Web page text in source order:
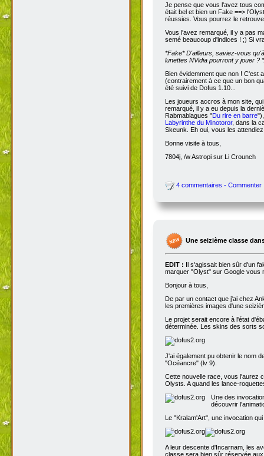
Je pense que vous l'avez tous
était bel et bien un Fake ==>
réussies. Vous pourrez le
Vous l'avez remarqué, il y a pas
semé beaucoup d'indices ! ;) Si
*Fake*D'ailleurs, saviez-vous
lunettes NVidia pourront y jouer ?
Bien évidemment que non ! C'est
(contrairement à ce que un bon
été suivi de Dofus 1.10...
Les joueurs accros à mon site,
remarqué, il y a eu depuis la
Rabmablagues "Du rire en barre
Labyrinthe du Minotoror, dans la
Skeunk. Eh oui, vous les
Bonne visite à tous,
7804j, /w Astropi sur Li Crounch
4 commentaires - Commenter
Une seizième classe
EDIT : Il s'agissait bien sûr d'un
marquer "Olyst" sur Google vous
Bonjour à tous,
De par un contact que j'ai chez
les premières images d'une
Le projet serait encore à l'état
déterminée. Les skins des sorts
J'ai également pu obtenir le nom
"Océancre" (lv 9).
Cette nouvelle race, vous l'aurez
Olysts. A quand les lance-
Une des
découvrir
Le "Kralam'Art", une invocation
A leur descente d'Incarnam, les
classe sera bien sûr réservée